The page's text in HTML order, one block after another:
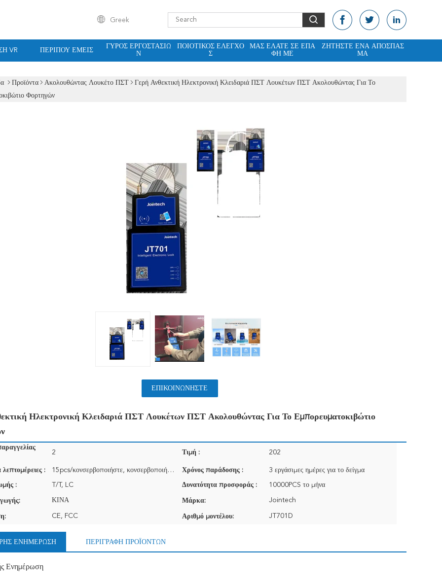
Greek
VR ΠΕΡΊΠΟΥ ΕΜΕΊΣ
ΓΎΡΟΣ ΕΡΓΟΣΤΑΣΊΩ
Ν
ΠΟΙΟΤΙΚΌΣ ΈΛΕΓΧΟ
Σ
ΜΑΣ ΕΛΆΤΕ ΣΕ ΕΠΑ
ΦΉ ΜΕ
ΖΗΤΉΣΤΕ ΈΝΑ ΑΠΌΣΠΑΣ
ΜΑ
Προϊόντα Ακολουθώντας Λουκέτο ΠΣΤ
Γερή Ανθεκτική Ηλεκτρονική Κλειδαριά ΠΣΤ Λουκέτων ΠΣΤ Ακολουθώντας Για Το
Φορτηγών
ΕΠΙΚΟΙΝΩΝΉΣΤΕ
Ηλεκτρονική Κλειδαριά ΠΣΤ Λουκέτων ΠΣΤ Ακολουθώντας Για Το Εμπορευματοκιβώτιο
2 Τιμή : 202
: 15pcs/κονσερβοποιήστε, κονσερβοποιήστε το μέγεθος: 50*40*30cm, βάρος: 22KG Χρόνος παράδοσης : 3 εργάσιμες ημέρες για το δείγμα
: T/T, LC Δυνατότητα προσφοράς : 10000PCS το μήνα
ΚΙΝΑ Μάρκα: Jointech
CE, FCC Αριθμό μοντέλου: JT701D
ΕΝΗΜΈΡΩΣΗ ΠΕΡΙΓΡΑΦΉ ΠΡΟΪΌΝΤΩΝ
Ενημέρωση